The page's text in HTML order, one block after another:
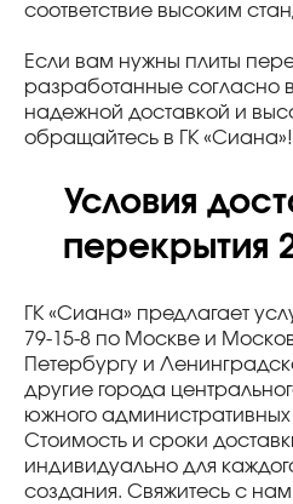
соответствие высоким
Если вам нужны плиты
разработанные согласно
надежной доставкой и
обращайтесь в ГК «Сиана»!
Условия
перекрытия
ГК «Сиана» предлагает
79-15-8 по Москве и
Петербургу и
другие города
южного административных
Стоимость и сроки
индивидуально для
создания. Свяжитесь с